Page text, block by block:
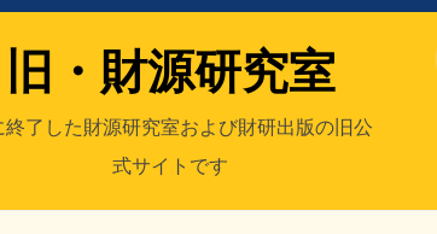
旧・財源研究室
終了した財源研究室および財研出版の旧公
式サイトです